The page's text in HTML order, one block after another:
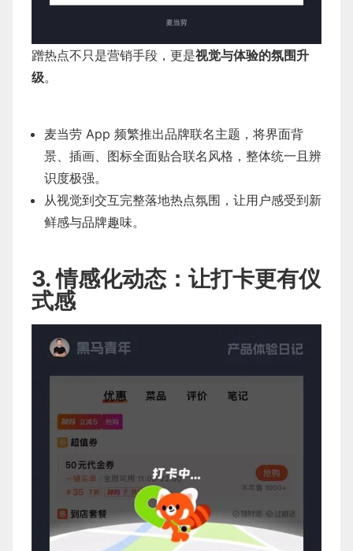
蹭热点不只是营销手段，更是视觉与体验的氛围升
级。
麦当劳 App 频繁推出品牌联名主题，将界面背
景、插画、图标全面贴合联名风格，整体统一且辨
识度极强。
从视觉到交互完整落地热点氛围，让用户感受到新
鲜感与品牌趣味。
3. 情感化动态：让打卡更有仪
式感